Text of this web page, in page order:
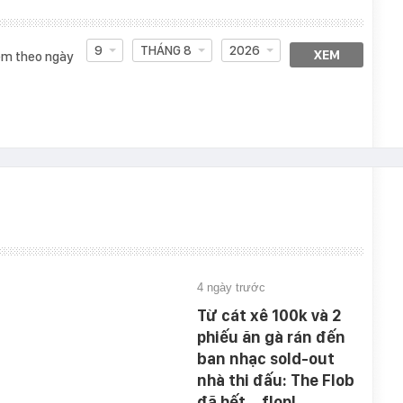
theo ngày 9 THÁNG 8 2026 XEM
4 ngày trước
Từ cát xê 100k và 2
phiếu ăn gà rán đến
ban nhạc sold-out
nhà thi đấu: The Flob